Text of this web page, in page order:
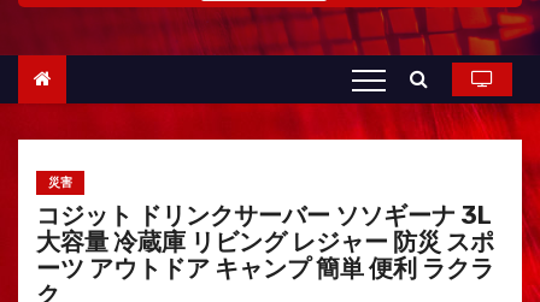
災害
コジット ドリンクサーバー ソソギーナ 3L
大容量 冷蔵庫 リビング レジャー 防災 スポ
ーツ アウトドア キャンプ 簡単 便利 ラクラ
ク